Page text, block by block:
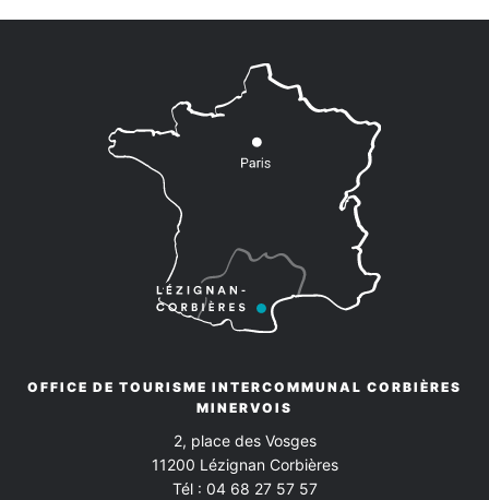
Ouverture du 01 Janvier 2026 au 31 Décembre 2026
Lundi
12h00 à 14h00 et 18h30 à
21h30
Mardi
12h00 à 14h00 et 18h30 à
Mercredi
12h00 à 14h00 et 18h30 à
21h30
Vendredi
21h30
12h00 à 14h00 et 18h30 à
21h30
OFFICE DE TOURISME INTERCOMMUNAL CORBIÈRES
MINERVOIS
2, place des Vosges
11200 Lézignan Corbières
Tél : 04 68 27 57 57